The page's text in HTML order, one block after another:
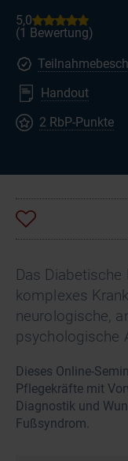
Handout
2 RbP-Punkte
Das
komplexes
neurologische,
psychologische
Dieses Online-
Pflegekräfte mit
Diagnostik und
Fußsyndrom.